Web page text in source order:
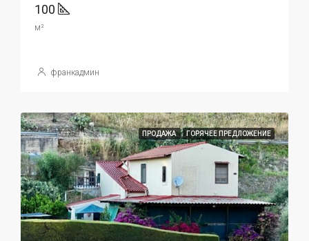
100
м²
франкадмин
ПРОДАЖА ГОРЯЧЕЕ ПРЕДЛОЖЕНИЕ